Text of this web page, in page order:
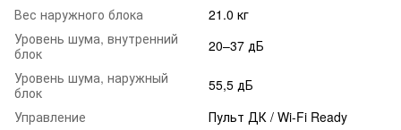
Вес наружного блока
21.0 кг
Уровень шума, внутренний
блок
20–37 дБ
Уровень шума, наружный
блок
55,5 дБ
Управление
Пульт ДК / Wi-Fi Ready